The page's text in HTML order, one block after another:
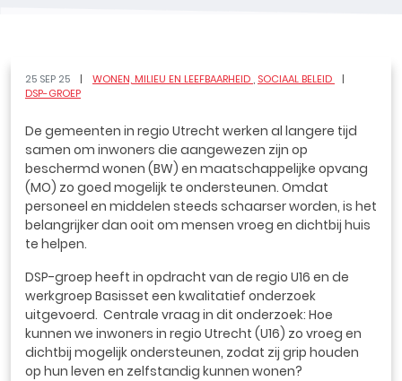
25 SEP 25 WONEN, MILIEU EN LEEFBAARHEID SOCIAAL BELEID
DSP-GROEP
De gemeenten in regio Utrecht werken al langere tijd
samen om inwoners die aangewezen zijn op
beschermd wonen (BW) en maatschappelijke opvang
(MO) zo goed mogelijk te ondersteunen. Omdat
personeel en middelen steeds schaarser worden, is het
belangrijker dan ooit om mensen vroeg en dichtbij huis
te helpen.
DSP-groep heeft in opdracht van de regio U16 en de
werkgroep Basisset een kwalitatief onderzoek
uitgevoerd. Centrale vraag in dit onderzoek: Hoe
kunnen we inwoners in regio Utrecht (U16) zo vroeg en
dichtbij mogelijk ondersteunen, zodat zij grip houden
op hun leven en zelfstandig kunnen wonen?